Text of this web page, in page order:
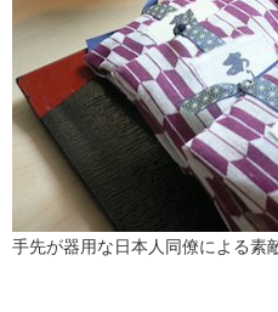
手先が器用な日本人同僚による素